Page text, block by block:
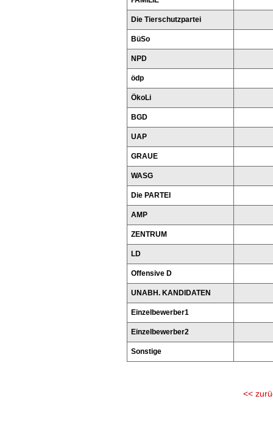
Die Tierschutzpartei
BüSo
NPD
ödp
ÖkoLi
BGD
UAP
GRAUE
WASG
Die PARTEI
AMP
ZENTRUM
LD
Offensive D
UNABH. KANDIDATEN
Einzelbewerber1
Einzelbewerber2
Sonstige
<<